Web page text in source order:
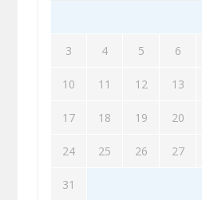
3 4 5 6
10 11 12 13
17 18 19 20
24 25 26 27
31